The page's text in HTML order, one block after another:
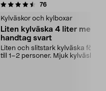
76recensioner
Kylväskor och kylboxar
Liten kylväska 4 liter med
handtag svart
Liten och slitstark kylväska för mat
till 1–2 personer. Mjuk kylväska, 4
4.5 av 5 stjärnor